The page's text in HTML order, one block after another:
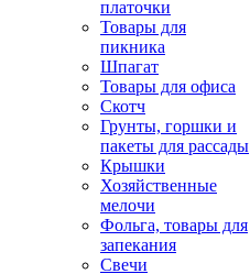
платочки
Товары для
пикника
Шпагат
Товары для офиса
Скотч
Грунты, горшки и
пакеты для рассады
Крышки
Хозяйственные
мелочи
Фольга, товары для
запекания
Свечи